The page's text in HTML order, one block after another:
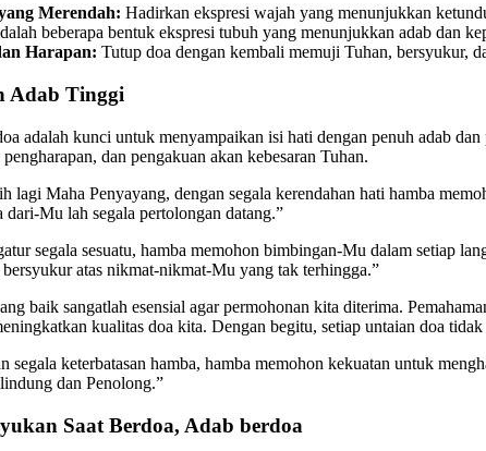
Merendah: Hadirkan ekspresi wajah yang menunjukkan
beberapa bentuk ekspresi tubuh yang menunjukkan adab dan
Harapan: Tutup doa dengan kembali memuji Tuhan, bersyukur,
Adab Tinggi
adalah kunci untuk menyampaikan isi hati dengan penuh adab
dan pengakuan akan kebesaran Tuhan.
lagi Maha Penyayang, dengan segala kerendahan hati hamba
dari-Mu lah segala pertolongan datang.”
segala sesuatu, hamba memohon bimbingan-Mu dalam setiap
atas nikmat-nikmat-Mu yang tak terhingga.”
baik sangatlah esensial agar permohonan kita diterima.
kualitas doa kita. Dengan begitu, setiap untaian doa
segala keterbatasan hamba, hamba memohon kekuatan untuk
dan Penolong.”
Saat Berdoa, Adab berdoa